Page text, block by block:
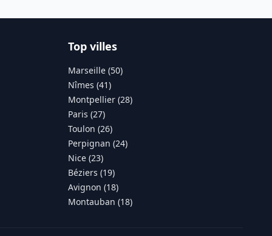
Top villes
Marseille (50)
Nîmes (41)
Montpellier (28)
Paris (27)
Toulon (26)
Perpignan (24)
Nice (23)
Béziers (19)
Avignon (18)
Montauban (18)